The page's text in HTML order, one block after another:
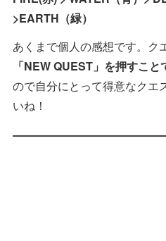
>EARTH（緑）
あくまで個人の感想です。ク
「NEW QUEST」を押すこ
ので自分にとって得意なクエ
いね！